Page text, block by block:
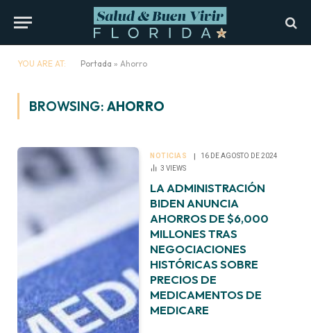
YOU ARE AT: Portada » Ahorro
BROWSING: AHORRO
NOTICIAS
16 DE AGOSTO DE 2024
3VIEWS
LA ADMINISTRACIÓN
BIDEN ANUNCIA
AHORROS DE $6,000
MILLONES TRAS
NEGOCIACIONES
HISTÓRICAS SOBRE
PRECIOS DE
MEDICAMENTOS DE
MEDICARE